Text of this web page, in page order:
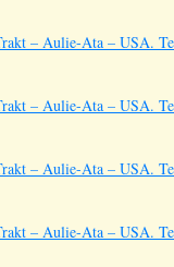
– Aulie-Ata – USA.
– Aulie-Ata – USA.
– Aulie-Ata – USA.
– Aulie-Ata – USA.